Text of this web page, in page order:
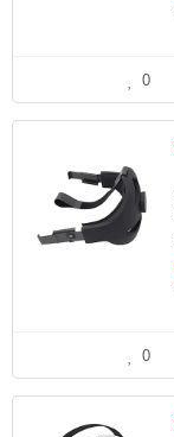
0
0